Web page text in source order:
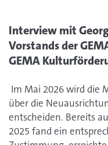
Interview mit
Vorstands der
GEMA
Im Mai 2026 wird die
über die
entscheiden. Bereits
2025 fand ein